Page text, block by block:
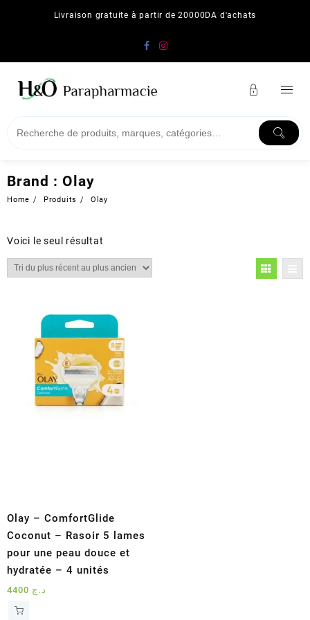
Livraison gratuite à partir de 20000DA d'achats
Brand : Olay
Home Produits Olay
Voici le seul résultat
Olay – ComfortGlide
Coconut – Rasoir 5 lames
pour une peau douce et
hydratée – 4 unités
د.ج